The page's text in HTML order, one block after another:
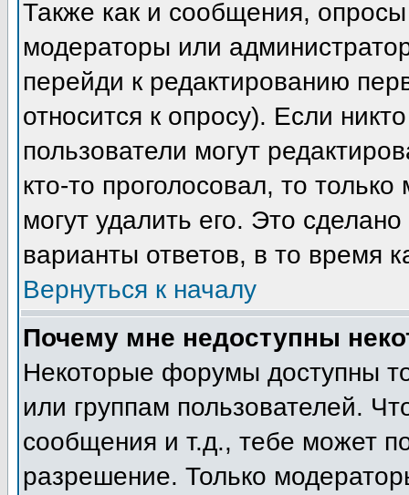
Также как и сообщения, опросы
модераторы или
перейди к редактированию
относится к опросу). Если
пользователи могут
кто-то проголосовал, то
могут удалить его. Это
варианты ответов, в то время
Вернуться к началу
Почему мне недоступны
Некоторые форумы доступны
или группам пользователей.
сообщения и т.д., тебе может
разрешение. Только